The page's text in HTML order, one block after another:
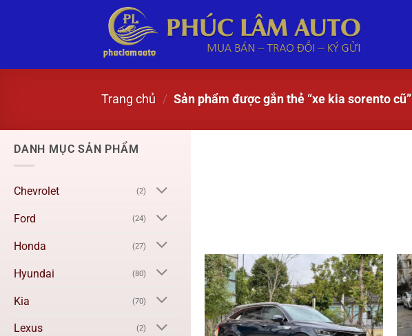
Trang chủ / Sản phẩm được gắn thẻ “xe kia sorento cũ”
DANH MỤC SẢN PHẨM
Chevrolet (2)
Ford (24)
Honda (27)
Hyundai (80)
Kia (70)
Lexus (2)